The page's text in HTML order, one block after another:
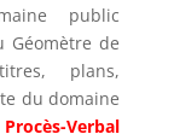
public
Géomètre de
plans,
du domaine
Procès-Verbal